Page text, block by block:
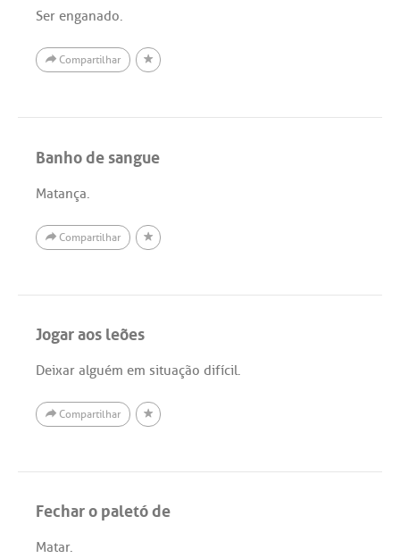
Ser enganado.
Compartilhar
Banho de sangue
Matança.
Compartilhar
Jogar aos leões
Deixar alguém em situação difícil.
Compartilhar
Fechar o paletó de
Matar.